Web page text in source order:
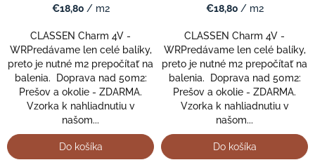
€18,80 / m2
CLASSEN Charm 4V -
WRPredávame len celé balíky,
preto je nutné m2 prepočítať na
balenia. Doprava nad 50m2:
Prešov a okolie - ZDARMA.
Vzorka k nahliadnutiu v
našom...
Do košíka
€18,80 / m2
CLASSEN Charm 4V -
WRPredávame len celé balíky,
preto je nutné m2 prepočítať na
balenia. Doprava nad 50m2:
Prešov a okolie - ZDARMA.
Vzorka k nahliadnutiu v
našom...
Do košíka